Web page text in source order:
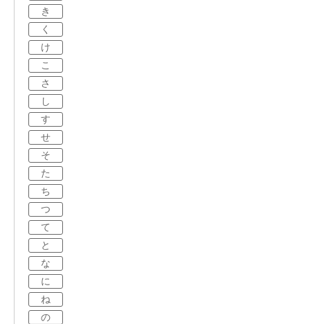
き
く
け
こ
さ
し
す
せ
そ
た
ち
つ
て
と
な
に
ね
の